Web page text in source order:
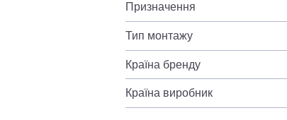
Призначення
Тип монтажу
Країна бренду
Країна виробник